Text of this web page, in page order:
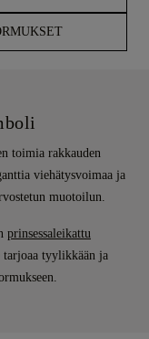
toimia rakkauden
viehätysvoimaa ja
muotoilun.
prinsessaleikattu
tarjoaa tyylikkään ja